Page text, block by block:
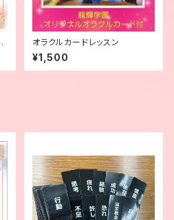
オラクルカードレッスン
¥1,500